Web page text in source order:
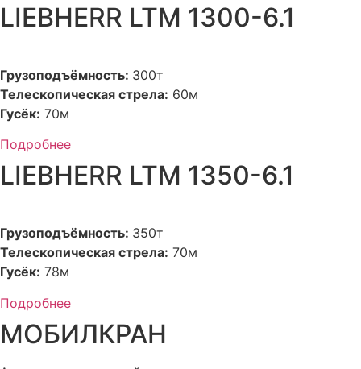
LIEBHERR LTM 1300-6.1
Грузоподъёмность: 300т
Телескопическая стрела: 60м
Гусёк: 70м
Подробнее
LIEBHERR LTM 1350-6.1
Грузоподъёмность: 350т
Телескопическая стрела: 70м
Гусёк: 78м
Подробнее
МОБИЛКРАН